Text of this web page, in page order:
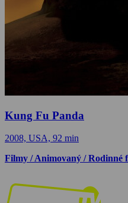
Kung Fu Panda
2008, USA, 92 min
Filmy / Animovaný / Rodinné